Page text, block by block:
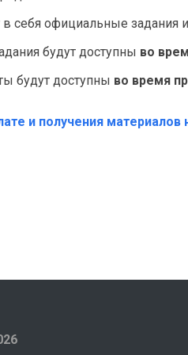
себя официальные задания
будут доступны во
будут доступны во время
и получения материалов